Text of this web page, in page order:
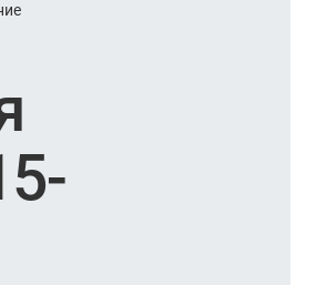
отверстий